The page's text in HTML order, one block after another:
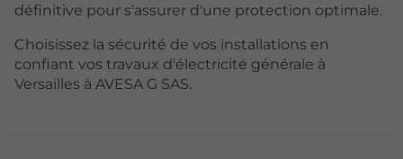
définitive pour s'assurer d'une protection optimale.
Choisissez la sécurité de vos installations en
confiant vos travaux d'électricité générale à
Versailles à AVESA G SAS.